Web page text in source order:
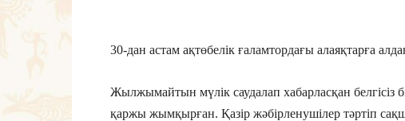
30-дан астам ақтөбелік ғаламтордағы алаяқтарға
Жылжымайтын мүлік саудалап хабарласқан белгісіз
қаржы жымқырған. Қазір жәбірленушілер тәртіп